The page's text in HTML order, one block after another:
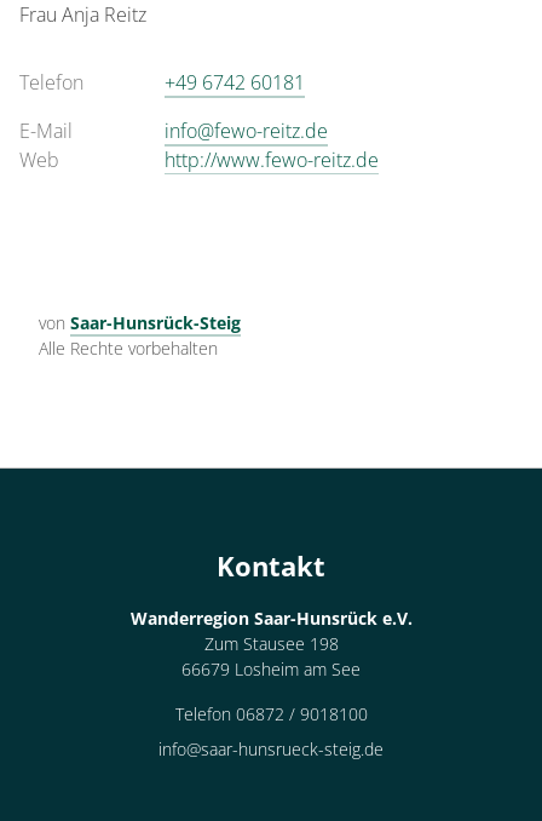
Frau Anja Reitz
Telefon
+49 6742 60181
E-Mail
info@fewo-reitz.de
Web
http://www.fewo-reitz.de
von Saar-Hunsrück-Steig
Alle Rechte vorbehalten
Kontakt
Wanderregion Saar-Hunsrück e.V.
Zum Stausee 198
66679 Losheim am See
Telefon 06872 / 9018100
info@saar-hunsrueck-steig.de